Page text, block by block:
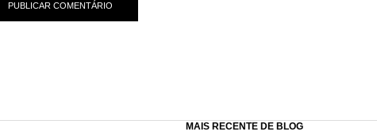
MAIS RECENTE DE BLOG